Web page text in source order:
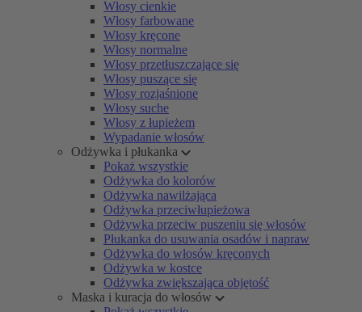
Włosy cienkie
Włosy farbowane
Włosy kręcone
Włosy normalne
Włosy przetłuszczające się
Włosy puszące się
Włosy rozjaśnione
Włosy suche
Włosy z łupieżem
Wypadanie włosów
Odżywka i płukanka
Pokaż wszystkie
Odżywka do kolorów
Odżywka nawilżająca
Odżywka przeciwłupieżowa
Odżywka przeciw puszeniu się włosów
Płukanka do usuwania osadów i napraw
Odżywka do włosów kręconych
Odżywka w kostce
Odżywka zwiększająca objętość
Maska i kuracja do włosów